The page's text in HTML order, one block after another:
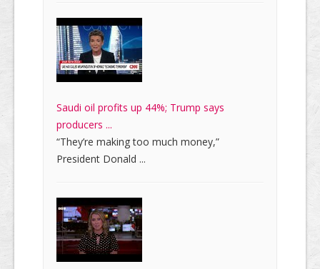
Saudi oil profits up 44%; Trump says
producers ...
“They’re making too much money,”
President Donald ...